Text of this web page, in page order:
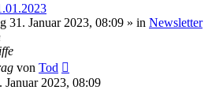
31. Januar 2023, 08:09 » in Newsletter
von Tod
Januar 2023, 08:09